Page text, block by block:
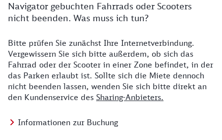
Navigator gebuchten Fahrrads oder Scooters
nicht beenden. Was muss ich tun?
Bitte prüfen Sie zunächst Ihre Internetverbindung.
Vergewissern Sie sich bitte außerdem, ob sich das
Fahrrad oder der Scooter in einer Zone befindet, in der
das Parken erlaubt ist. Sollte sich die Miete dennoch
nicht beenden lassen, wenden Sie sich bitte direkt an
den Kundenservice des Sharing-Anbieters.
Informationen zur Buchung